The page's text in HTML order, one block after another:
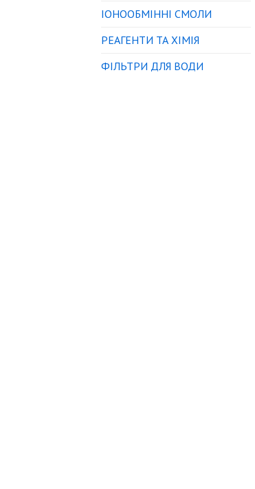
IОНООБМІННІ СМОЛИ
РЕАГЕНТИ ТА ХІМІЯ
ФІЛЬТРИ ДЛЯ ВОДИ